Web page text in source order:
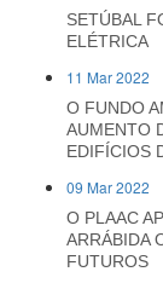
SETÚBAL
ELÉTRICA
11 Mar 2022
O FUNDO
AUMENTO
EDIFÍCIOS
09 Mar 2022
O PLAAC
ARRÁBIDA
FUTUROS